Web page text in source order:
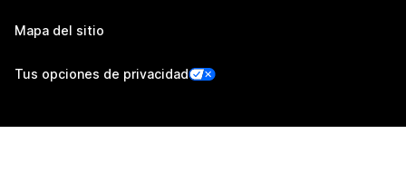
Mapa del sitio
Tus opciones de privacidad